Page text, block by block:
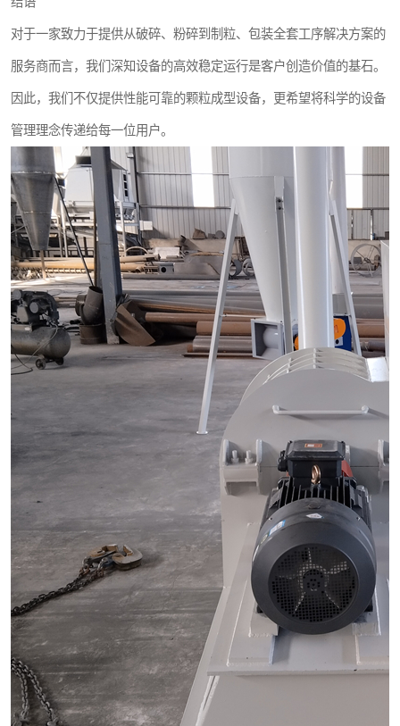
对于一家致力于提供从破碎、粉碎到制粒、包装全套工序解决方案的
服务商而言，我们深知设备的高效稳定运行是客户创造价值的基石。
因此，我们不仅提供性能可靠的颗粒成型设备，更希望将科学的设备
管理理念传递给每一位用户。